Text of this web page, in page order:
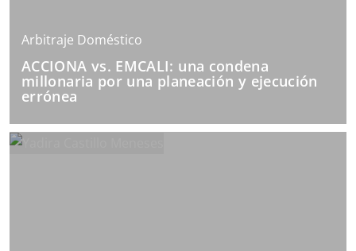
Arbitraje Doméstico
ACCIONA vs. EMCALI: una condena
millonaria por una planeación y ejecución
errónea